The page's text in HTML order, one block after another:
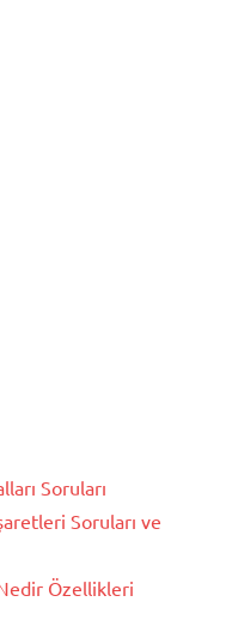
Soruları
Soruları ve
Özellikleri